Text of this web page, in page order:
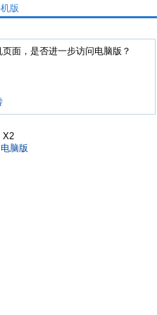
版
面，是否进一步访问电脑版？
X2
电脑版